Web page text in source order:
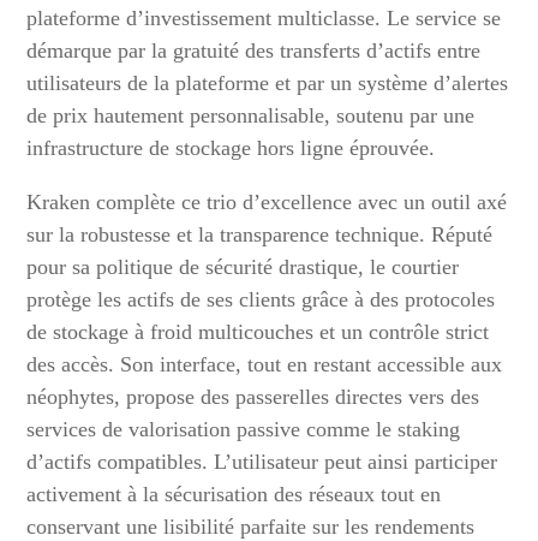
plateforme d’investissement multiclasse. Le service se
démarque par la gratuité des transferts d’actifs entre
utilisateurs de la plateforme et par un système d’alertes
de prix hautement personnalisable, soutenu par une
infrastructure de stockage hors ligne éprouvée.
Kraken complète ce trio d’excellence avec un outil axé
sur la robustesse et la transparence technique. Réputé
pour sa politique de sécurité drastique, le courtier
protège les actifs de ses clients grâce à des protocoles
de stockage à froid multicouches et un contrôle strict
des accès. Son interface, tout en restant accessible aux
néophytes, propose des passerelles directes vers des
services de valorisation passive comme le staking
d’actifs compatibles. L’utilisateur peut ainsi participer
activement à la sécurisation des réseaux tout en
conservant une lisibilité parfaite sur les rendements